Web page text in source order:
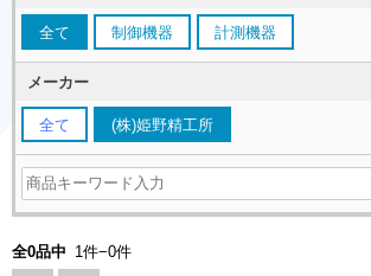
全て 制御機器 計測機器
メーカー
全て (株)姫野精工所
全0品中 1件−0件